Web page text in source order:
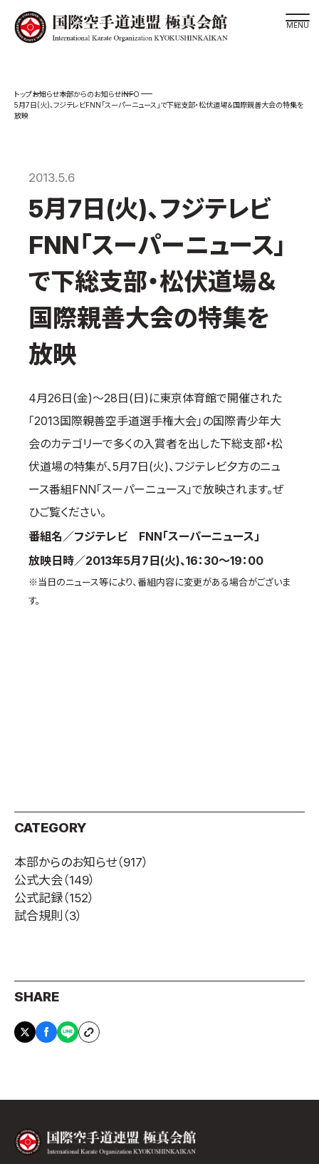
スケジュール
松井章奎館長 紹介
極真の歴史
極真会館のご案内
極真会館の概要
役員紹介
各委員会紹介
本部からのお知らせ
支部からのお知らせ
公式大会
公式記録
試合規則
青少年部・保護者の方へ
一般の部・壮年部の方
会員制度
English
お知らせ本部からのお知らせINFO
5月7日(火)、フジテレビFNN「スーパーニュース」で下総支部・松伏道場＆国際親善大会の特集を
放映
2013.5.6
5月7日(火)、フジテレビ
FNN「スーパーニュース」
で下総支部・松伏道場＆
国際親善大会の特集を
放映
4月26日(金)～28日(日)に東京体育館で開催された
「2013国際親善空手道選手権大会」の国際青少年大
会のカテゴリーで多くの入賞者を出した下総支部・松
伏道場の特集が、5月7日(火)、フジテレビ夕方のニュ
ース番組FNN「スーパーニュース」で放映されます。ぜ
ひご覧ください。
番組名／フジテレビ FNN「スーパーニュース」
放映日時／2013年5月7日(火)、16：30～19：00
※当日のニュース等により、番組内容に変更がある場合がございま
す。
CATEGORY
本部からのお知らせ（917）
公式大会（149）
公式記録（152）
試合規則 （3）
SHARE